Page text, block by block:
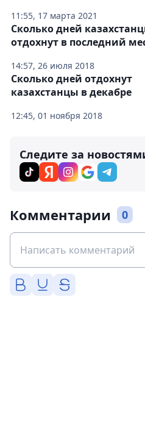
11:55, 17 марта 2021
14:57, 26 июля 2018
Сколько дней
отдохнут в последний
12:45, 01 ноября 2018
Сколько дней отдохнут
казахстанцы в декабре
Следите за
Комментарии 0